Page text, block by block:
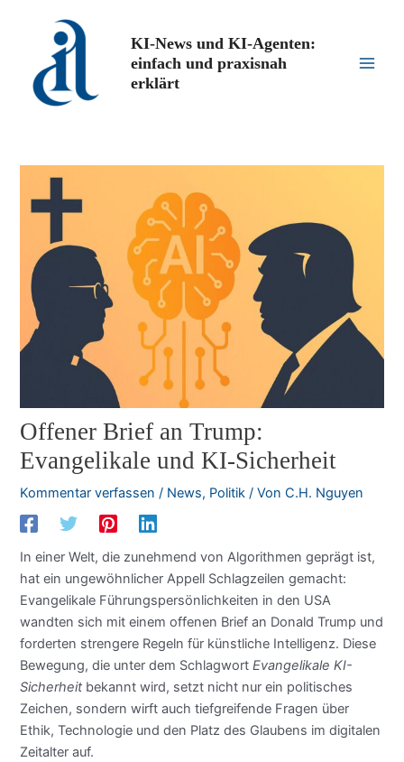
springen
KI-News und KI-Agenten:
einfach und praxisnah
erklärt
Offener Brief an Trump:
Evangelikale und KI-Sicherheit
Kommentar verfassen / News, Politik / VonC.H. Nguyen
In einer Welt, die zunehmend von Algorithmen geprägt ist,
hat ein ungewöhnlicher Appell Schlagzeilen gemacht:
Evangelikale Führungspersönlichkeiten in den USA
wandten sich mit einem offenen Brief an Donald Trump und
forderten strengere Regeln für künstliche Intelligenz. Diese
Bewegung, die unter dem SchlagwortEvangelikale KI-
Sicherheitbekannt wird, setzt nicht nur ein politisches
Zeichen, sondern wirft auch tiefgreifende Fragen über
Ethik, Technologie und den Platz des Glaubens im digitalen
Zeitalter auf.